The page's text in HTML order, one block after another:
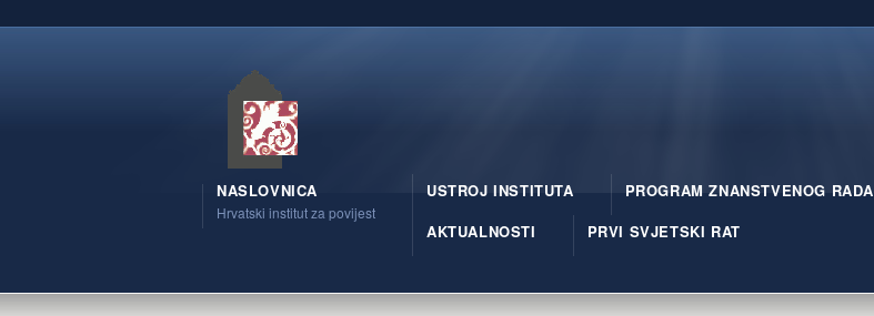
NASLOVNICA
Hrvatski institut za povijest
USTROJ INSTITUTA PROGRAM ZNANSTVENOG RADA
AKTUALNOSTI
PRVI SVJETSKI RAT